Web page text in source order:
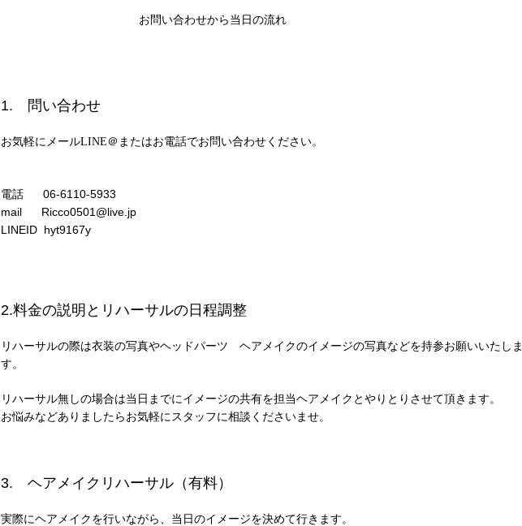
お問い合わせから当日の流れ
1. 問い合わせ
お気軽にメールLINE＠またはお電話でお問い合わせください。
電話 06-6110-5933
mail Ricco0501@live.jp
LINEID hyt9167y
2.料金の説明とリハーサルの日程調整
リハーサルの際は衣装の写真やヘッドパーツ ヘアメイクのイメージの写真などを持参お願いいたしま
す。
リハーサル無しの場合は当日までにイメージの共有を担当ヘアメイクとやりとりさせて頂きます。
お悩みなどありましたらお気軽にスタッフに相談くださいませ。
3. ヘアメイクリハーサル（有料）
実際にヘアメイクを行いながら、当日のイメージを決めて行きます。